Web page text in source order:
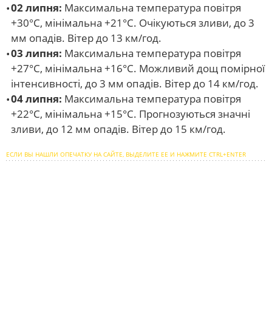
02 липня: Максимальна температура повітря
+30°С, мінімальна +21°С. Очікуються зливи, до 3
мм опадів. Вітер до 13 км/год.
03 липня: Максимальна температура повітря
+27°С, мінімальна +16°С. Можливий дощ помірної
інтенсивності, до 3 мм опадів. Вітер до 14 км/год.
04 липня: Максимальна температура повітря
+22°С, мінімальна +15°С. Прогнозуються значні
зливи, до 12 мм опадів. Вітер до 15 км/год.
ЕСЛИ ВЫ НАШЛИ ОПЕЧАТКУ НА САЙТЕ, ВЫДЕЛИТЕ ЕЕ И НАЖМИТЕ CTRL+ENTER